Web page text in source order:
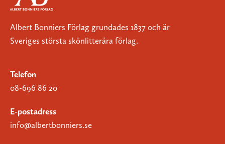
Albert Bonniers Förlag grundades 1837 och är
Sveriges största skönlitterära förlag.
Telefon
08-696 86 20
E-postadress
info@albertbonniers.se